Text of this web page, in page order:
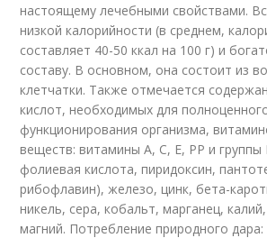
настоящему лечебными свойствами.
низкой калорийности (в среднем,
составляет 40-50 ккал на 100 г) и
составу. В основном, она состоит из
клетчатки. Также отмечается
кислот, необходимых для
функционирования организма,
веществ: витамины А, С, Е, РР и группы
фолиевая кислота, пиридоксин,
рибофлавин), железо, цинк, бета-
никель, сера, кобальт, марганец,
магний. Потребление природного дара: